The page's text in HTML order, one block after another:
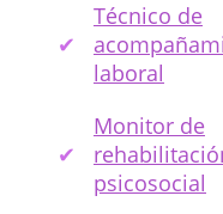
Técnico de
laboral
Monitor de
psicosocial